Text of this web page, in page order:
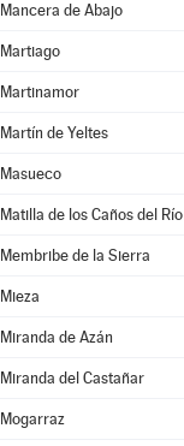
Mancera de Abajo
Martiago
Martinamor
Martín de Yeltes
Masueco
Matilla de los Caños del Río
Membribe de la Sierra
Mieza
Miranda de Azán
Miranda del Castañar
Mogarraz